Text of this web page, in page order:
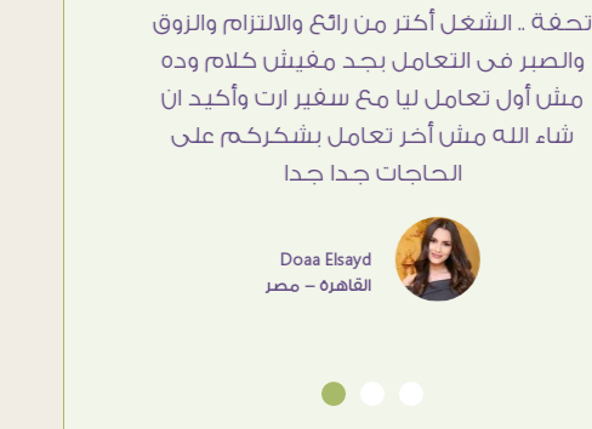
تحفة .. الشغل أكتر من رائع والالتزام والزوق
والصبر فى التعامل بجد مفيش كلام وده
مش أول تعامل ليا مع سفير ارت وأكيد ان
شاء الله مش أخر تعامل بشكركم على
الحاجات جدا جدا
Doaa Elsayd
القاهرة - مصر